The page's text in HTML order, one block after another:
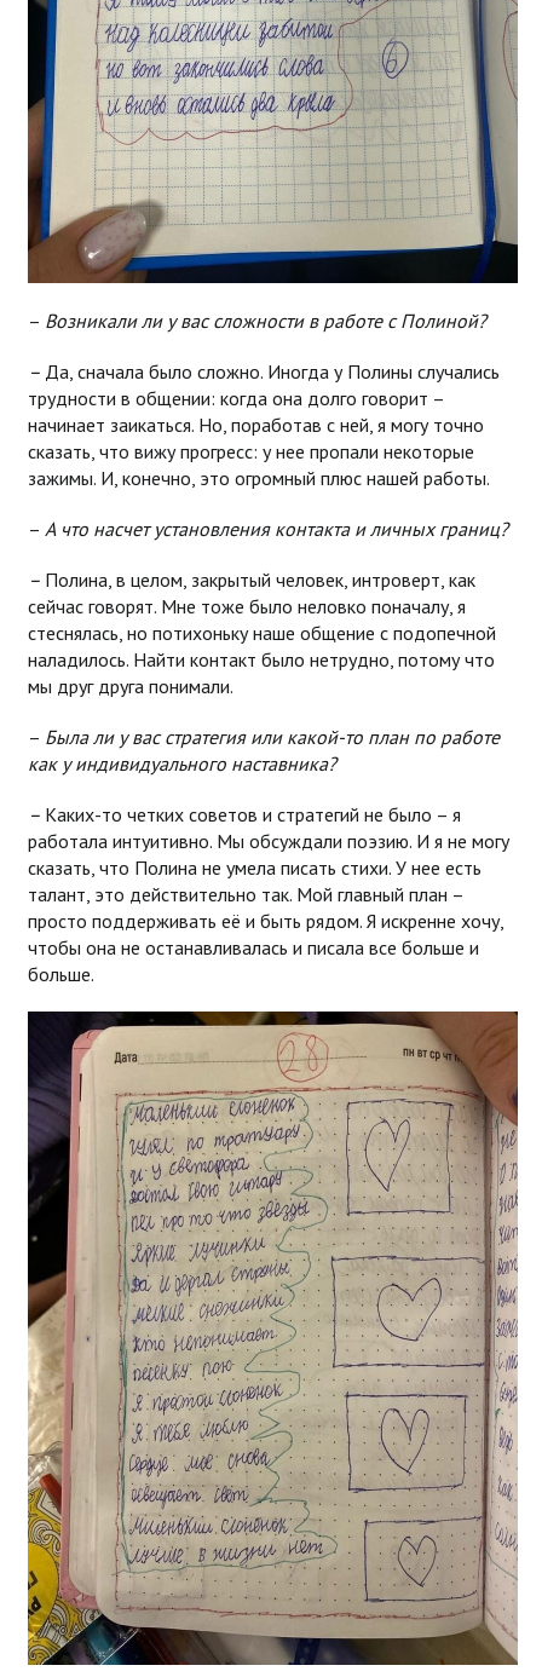
– Возникали ли у вас сложности в работе с Полиной?
– Да, сначала было сложно. Иногда у Полины случались
трудности в общении: когда она долго говорит –
начинает заикаться. Но, поработав с ней, я могу точно
сказать, что вижу прогресс: у нее пропали некоторые
зажимы. И, конечно, это огромный плюс нашей работы.
– А что насчет установления контакта и личных границ?
– Полина, в целом, закрытый человек, интроверт, как
сейчас говорят. Мне тоже было неловко поначалу, я
стеснялась, но потихоньку наше общение с подопечной
наладилось. Найти контакт было нетрудно, потому что
мы друг друга понимали.
– Была ли у вас стратегия или какой-то план по работе
как у индивидуального наставника?
– Каких-то четких советов и стратегий не было – я
работала интуитивно. Мы обсуждали поэзию. И я не могу
сказать, что Полина не умела писать стихи. У нее есть
талант, это действительно так. Мой главный план –
просто поддерживать её и быть рядом. Я искренне хочу,
чтобы она не останавливалась и писала все больше и
больше.